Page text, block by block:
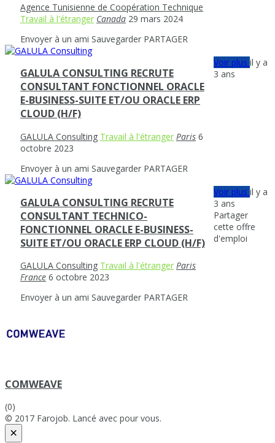
Agence Tunisienne de Coopération Technique
Travail à l'étranger Canada 29 mars 2024
Envoyer à un ami Sauvegarder PARTAGER
GALULA CONSULTING RECRUTE
CONSULTANT FONCTIONNEL ORACLE
E-BUSINESS-SUITE ET/OU ORACLE ERP
CLOUD (H/F)
GALULA Consulting Travail à l'étranger Paris 6
octobre 2023
Envoyer à un ami Sauvegarder PARTAGER
Voir plusil y a
3 ans
GALULA CONSULTING RECRUTE
CONSULTANT TECHNICO-
FONCTIONNEL ORACLE E-BUSINESS-
SUITE ET/OU ORACLE ERP CLOUD (H/F)
GALULA Consulting Travail à l'étranger Paris
France 6 octobre 2023
Envoyer à un ami Sauvegarder PARTAGER
Voir plusil y a
3 ans
Partager
cette offre
d'emploi
COMWEAVE
(0)
© 2017 Farojob. Lancé avec pour vous.
×